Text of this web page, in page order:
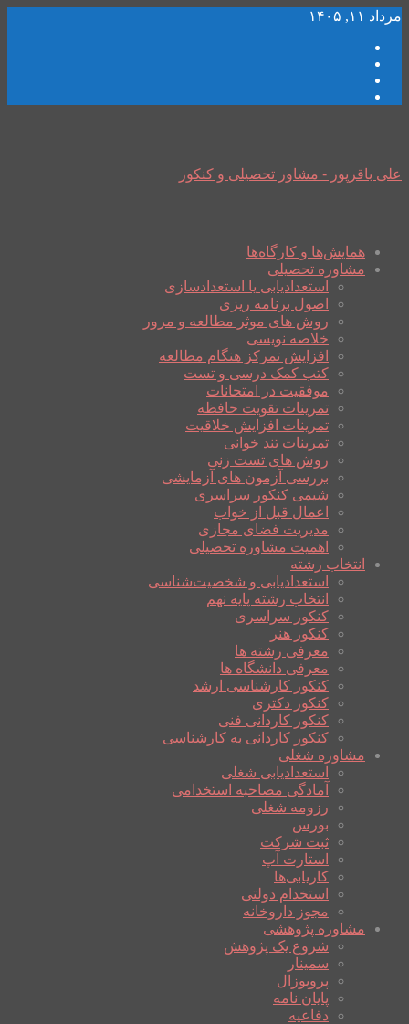
مرداد ۱۱, ۱۴۰۵
علی باقرپور - مشاور تحصیلی و کنکور
همایش‌ها و کارگاه‌ها
مشاوره تحصیلی
استعدادیابی یا استعدادسازی
اصول برنامه ریزی
روش های موثر مطالعه و مرور
خلاصه نویسی
افزایش تمرکز هنگام مطالعه
کتب کمک درسی و تست
موفقیت در امتحانات
تمرینات تقویت حافظه
تمرینات افزایش خلاقیت
تمرینات تند خوانی
روش های تست زنی
بررسی آزمون های آزمایشی
شیمی کنکور سراسری
اعمال قبل از خواب
مدیریت فضای مجازی
اهمیت مشاوره تحصیلی
انتخاب رشته
استعدادیابی و شخصیت‌شناسی
انتخاب رشته پایه نهم
کنکور سراسری
کنکور هنر
معرفی رشته ها
معرفی دانشگاه ها
کنکور کارشناسی ارشد
کنکور دکتری
کنکور کاردانی فنی
کنکور کاردانی به کارشناسی
مشاوره شغلی
استعدادیابی شغلی
آمادگی مصاحبه استخدامی
رزومه شغلی
بورس
ثبت شرکت
استارت آپ
کاریابی‌ها
استخدام دولتی
مجوز داروخانه
مشاوره پژوهشی
شروع یک پژوهش
سمینار
پروپوزال
پایان نامه
دفاعیه